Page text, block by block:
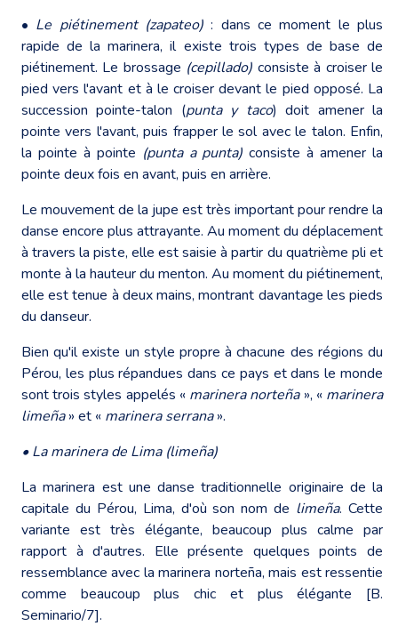
• Le piétinement (zapateo) : dans ce moment le plus
rapide de la marinera, il existe trois types de base de
piétinement. Le brossage (cepillado) consiste à croiser le
pied vers l'avant et à le croiser devant le pied opposé. La
succession pointe-talon (punta y taco) doit amener la
pointe vers l'avant, puis frapper le sol avec le talon. Enfin,
la pointe à pointe (punta a punta) consiste à amener la
pointe deux fois en avant, puis en arrière.
Le mouvement de la jupe est très important pour rendre la
danse encore plus attrayante. Au moment du déplacement
à travers la piste, elle est saisie à partir du quatrième pli et
monte à la hauteur du menton. Au moment du piétinement,
elle est tenue à deux mains, montrant davantage les pieds
du danseur.
Bien qu'il existe un style propre à chacune des régions du
Pérou, les plus répandues dans ce pays et dans le monde
sont trois styles appelés « marinera norteña», « marinera
limeña» et « marinera serrana».
• La marinera de Lima (limeña)
La marinera est une danse traditionnelle originaire de la
capitale du Pérou, Lima, d'où son nom de limeña. Cette
variante est très élégante, beaucoup plus calme par
rapport à d'autres. Elle présente quelques points de
ressemblance avec la marinera norteña, mais est ressentie
comme beaucoup plus chic et plus élégante [B.
Seminario/7].